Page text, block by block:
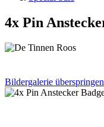
4x Pin
Bildergalerie überspringen